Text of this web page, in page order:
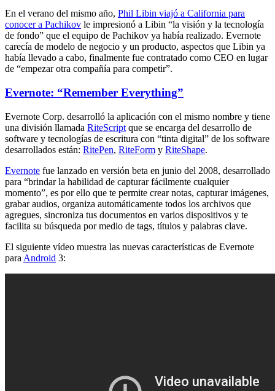
En el verano del mismo año, Phil Libin viajó a California para
conocer a Pachikov le impresionó a Libin “la visión y la tecnología
de fondo” que el equipo de Pachikov ya había realizado. Evernote
carecía de modelo de negocio y un producto, aspectos que Libin ya
había llevado a cabo, finalmente fue contratado como CEO en lugar
de “empezar otra compañía para competir”.
Evernote: “Remember Everything”
Evernote Corp. desarrolló la aplicación con el mismo nombre y tiene
una división llamada RiteScript que se encarga del desarrollo de
software y tecnologías de escritura con “tinta digital” de los software
desarrollados están: RitePen, RiteForm y RiteShape.
Evernote fue lanzado en versión beta en junio del 2008, desarrollado
para “brindar la habilidad de capturar fácilmente cualquier
momento”, es por ello que te permite crear notas, capturar imágenes,
grabar audios, organiza automáticamente todos los archivos que
agregues, sincroniza tus documentos en varios dispositivos y te
facilita su búsqueda por medio de tags, títulos y palabras clave.
El siguiente vídeo muestra las nuevas características de Evernote
para Android 3: